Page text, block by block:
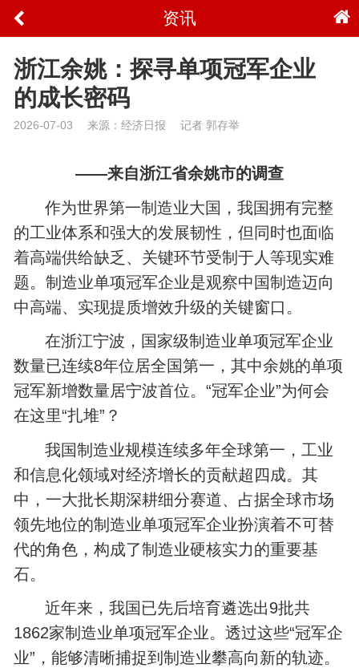
资讯
浙江余姚：探寻单项冠军企业
的成长密码
2026-07-03 来源：经济日报 记者 郭存举
——来自浙江省余姚市的调查
作为世界第一制造业大国，我国拥有完整
的工业体系和强大的发展韧性，但同时也面临
着高端供给缺乏、关键环节受制于人等现实难
题。制造业单项冠军企业是观察中国制造迈向
中高端、实现提质增效升级的关键窗口。
在浙江宁波，国家级制造业单项冠军企业
数量已连续8年位居全国第一，其中余姚的单项
冠军新增数量居宁波首位。“冠军企业”为何会
在这里“扎堆”？
我国制造业规模连续多年全球第一，工业
和信息化领域对经济增长的贡献超四成。其
中，一大批长期深耕细分赛道、占据全球市场
领先地位的制造业单项冠军企业扮演着不可替
代的角色，构成了制造业硬核实力的重要基
石。
近年来，我国已先后培育遴选出9批共
1862家制造业单项冠军企业。透过这些“冠军企
业”，能够清晰捕捉到制造业攀高向新的轨迹。